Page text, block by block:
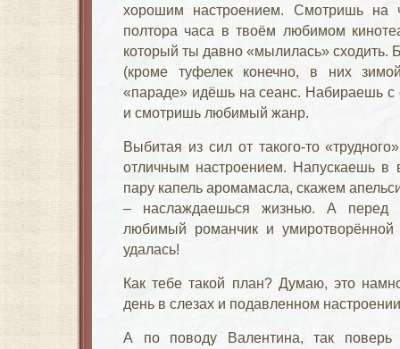
хорошим настроением. Смотришь на
полтора часа в твоём любимом
который ты давно «мылилась» сходить.
(кроме туфелек конечно, в них
«параде» идёшь на сеанс. Набираешь с
и смотришь любимый жанр.
Выбитая из сил от такого-то
отличным настроением. Напускаешь в
пару капель аромамасла, скажем
– наслаждаешься жизнью. А перед
любимый романчик и
удалась!
Как тебе такой план? Думаю, это
день в слезах и подавленном
А по поводу Валентина, так